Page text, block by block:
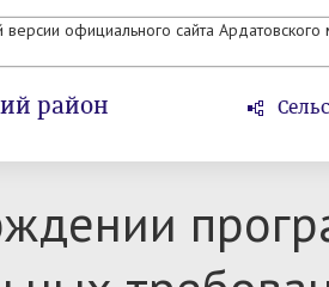
версии официального сайта
район